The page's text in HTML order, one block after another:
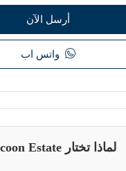
أرسل الآن
واتس اب
لماذا تختار Tycoon Estate؟